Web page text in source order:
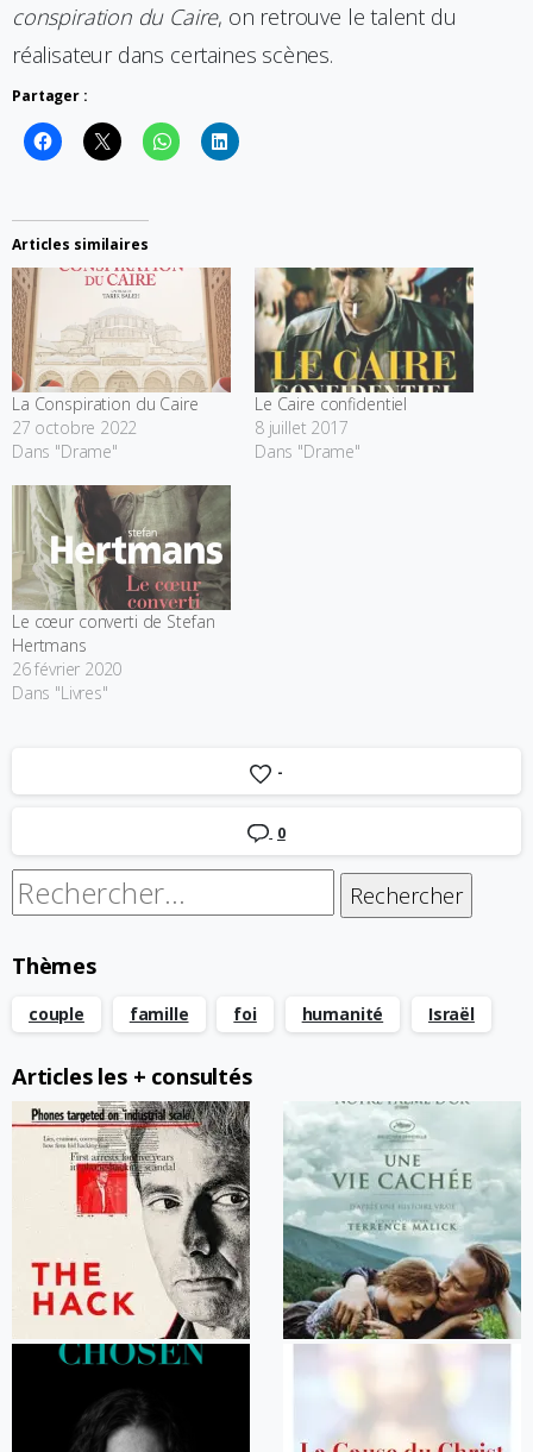
conspiration du Caire, on retrouve le talent du
réalisateur dans certaines scènes.
Partager :
Articles similaires
La Conspiration du Caire
27 octobre 2022
Dans "Drame"
Le Caire confidentiel
8 juillet 2017
Dans "Drame"
Le cœur converti de Stefan
Hertmans
26 février 2020
Dans "Livres"
-
0
Rechercher :
Thèmes
couple famille foi humanité Israël
Articles les + consultés